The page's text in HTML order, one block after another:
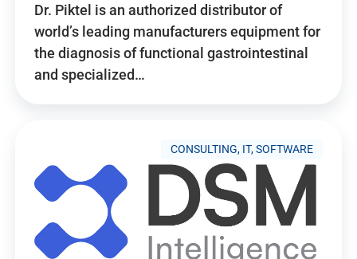
Dr. Piktel is an authorized distributor of
world’s leading manufacturers equipment for
the diagnosis of functional gastrointestinal
and specialized…
CONSULTING, IT, SOFTWARE